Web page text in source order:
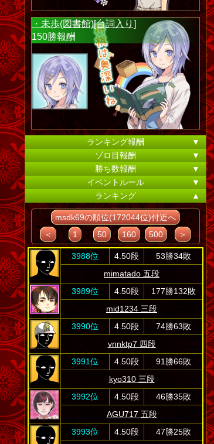
・未歩(図書館)[台詞入り]
150勝報酬
ランキング報酬
▼
ゾロ目報酬
▼
勝ち数報酬
▼
イベントルール
▼
ランキング
▲
msdk69の順位(172044位)付近へ
＜
1 50 160 500 ＞
3988位 4.50段
53勝34敗
mimatado 五段
3989位
4.50段
177勝132敗
mid1234 三段
3990位
4.50段
74勝63敗
vnnktp7 四段
3991位
4.50段
91勝66敗
kyo310 三段
3992位
4.50段
46勝35敗
AGU717 五段
3993位
4.50段
47勝25敗